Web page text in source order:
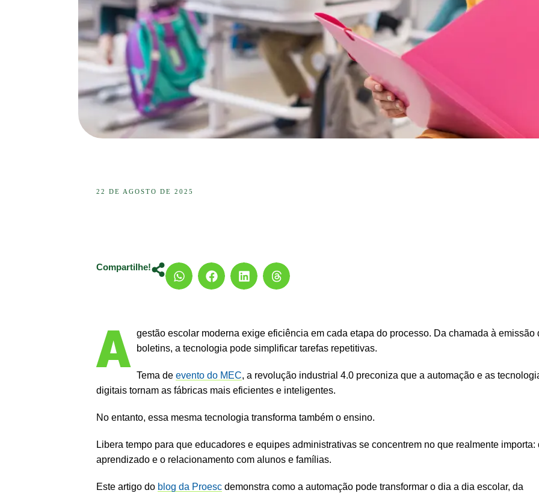
22 DE AGOSTO DE 2025
Compartilhe!
A gestão escolar moderna exige eficiência em cada etapa do processo. Da chamada à emissão
boletins, a tecnologia pode simplificar tarefas repetitivas.
Tema de evento do MEC, a revolução industrial 4.0 preconiza que a automação e as
digitais tornam as fábricas mais eficientes e inteligentes.
No entanto, essa mesma tecnologia transforma também o ensino.
Libera tempo para que educadores e equipes administrativas se concentrem no que realmente importa:
aprendizado e o relacionamento com alunos e famílias.
Este artigo do blog da Proesc demonstra como a automação pode transformar o dia a dia escolar, da